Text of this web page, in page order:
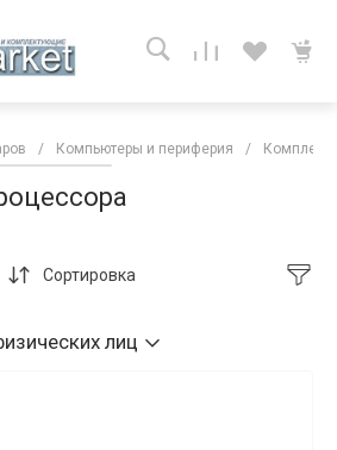
/ Компьютеры и периферия /
Сортировка
лиц